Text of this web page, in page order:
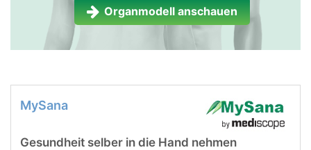
Organmodell anschauen
MySana
Gesundheit selber in die Hand nehmen